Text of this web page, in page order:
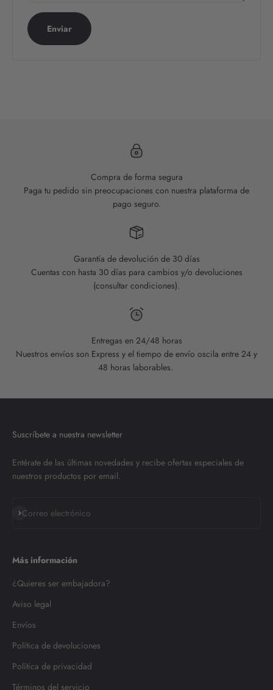
Enviar
Compra de forma segura
Paga tu pedido sin preocupaciones con nuestra plataforma de
pago seguro.
Garantía de devolución de 30 días
Cuentas con hasta 30 días para cambios y/o devoluciones
(consultar condiciones).
Entregas en 24/48 horas
Nuestros envíos son Express y el tiempo de envío oscila entre 24 y
48 horas laborables.
Suscríbete a nuestra newsletter
Entérate de las últimas novedades y recibe ofertas especiales de
nuestros productos por email.
Correo electrónico
Suscribirse
Más información
¿Quieres ser embajadora?
Aviso legal
Envíos
Política de devoluciones
Política de privacidad
Términos del servicio